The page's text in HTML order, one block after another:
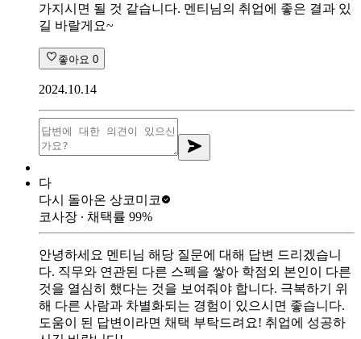
가지시면 될 것 같습니다. 멘티님의 취업에 좋은 결과 있
길 바랄게요~
좋아요 0
2024.10.14
다
다시 돌아온 상코미코
코사장 ∙ 채택률 99%
안녕하세요 멘티님 해당 질문에 대해 답변 드리겠습니
다. 직무와 연관된 다른 스펙을 쌓아 학점외 본인이 다른
것을 열심히 했다는 것을 보여줘야 합니다. 극복하기 위
해 다른 사람과 차별화되는 경험이 있으시면 좋습니다.
도움이 된 답변이라면 채택 부탁드려요! 취업에 성공하